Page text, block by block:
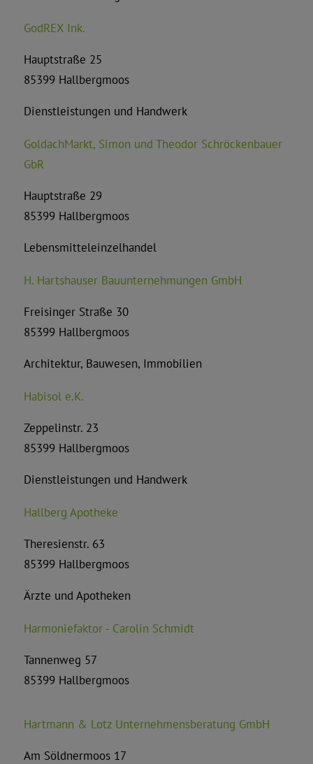
GodREX Ink.
Hauptstraße 25
85399 Hallbergmoos
Dienstleistungen und Handwerk
GoldachMarkt, Simon und Theodor Schröckenbauer
GbR
Hauptstraße 29
85399 Hallbergmoos
Lebensmitteleinzelhandel
H. Hartshauser Bauunternehmungen GmbH
Freisinger Straße 30
85399 Hallbergmoos
Architektur, Bauwesen, Immobilien
Habisol e.K.
Zeppelinstr. 23
85399 Hallbergmoos
Dienstleistungen und Handwerk
Hallberg Apotheke
Theresienstr. 63
85399 Hallbergmoos
Ärzte und Apotheken
Harmoniefaktor - Carolin Schmidt
Tannenweg 57
85399 Hallbergmoos
Hartmann & Lotz Unternehmensberatung GmbH
Am Söldnermoos 17